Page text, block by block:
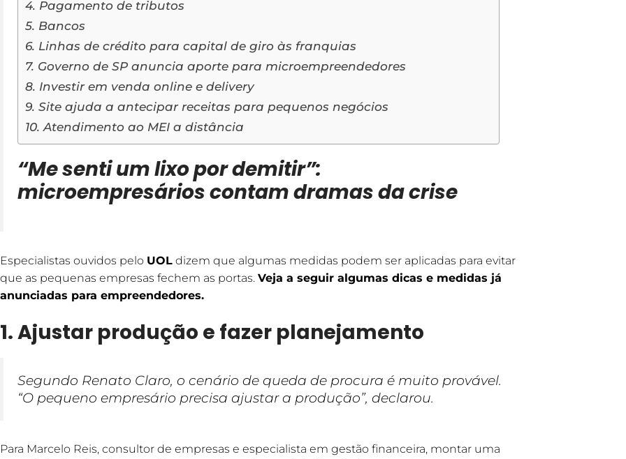
4. Pagamento de tributos
5. Bancos
6. Linhas de crédito para capital de giro às franquias
7. Governo de SP anuncia aporte para microempreendedores
8. Investir em venda online e delivery
9. Site ajuda a antecipar receitas para pequenos negócios
10. Atendimento ao MEI a distância
“Me senti um lixo por demitir”:
microempresários contam dramas da crise
Especialistas ouvidos pelo UOL dizem que algumas medidas podem ser aplicadas para evitar
que as pequenas empresas fechem as portas. Veja a seguir algumas dicas e medidas já
anunciadas para empreendedores.
1. Ajustar produção e fazer planejamento
Segundo Renato Claro, o cenário de queda de procura é muito provável.
“O pequeno empresário precisa ajustar a produção”, declarou.
Para Marcelo Reis, consultor de empresas e especialista em gestão financeira, montar uma